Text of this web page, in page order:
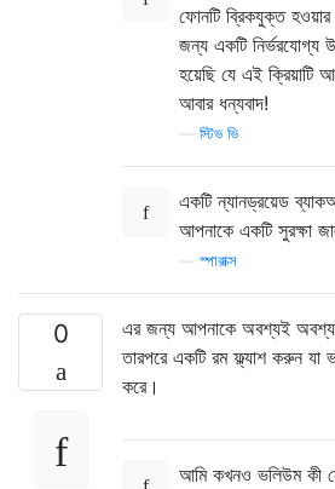
ফোনটি ব্রিকযুক্ত
জন্য একটি নির্ভরযোগ্য
হয়েছি যে এই ক্রিয়াটি
আবার ধন্যবাদ!
স্টিভ ভি
একটি ন্যানড্রয়েড
আপনাকে একটি সুরক্ষা
—স্পারাক্স
0
এর জন্য আপনাকে অবশ্যই
তারপরে একটি রম ফ্ল্যাশ করুন যা
করে।
আমি কখনও ভলিউম কী